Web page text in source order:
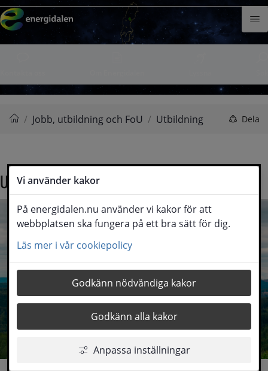
Hoppa till innehåll
/ Jobb, utbildning och FoU / Utbildning Dela
Utbildning
Vi använder kakor
På energidalen.nu använder vi kakor för att
webbplatsen ska fungera på ett bra sätt för dig.
Läs mer i vår cookiepolicy
Godkänn nödvändiga kakor
Godkänn alla kakor
Anpassa inställningar